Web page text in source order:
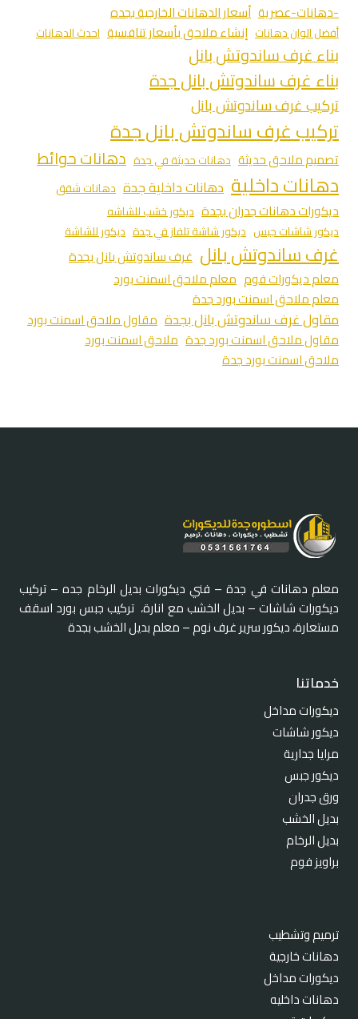
-دهانات-عصرية أسعار الدهانات الخارجية بجده
أفضل الوان دهانات إنشاء ملاحق بأسعار تنافسية احدث الدهانات
بناء غرف ساندوتش بانل
بناء غرف ساندوتش بانل جدة
تركيب غرف ساندوتش بانل
تركيب غرف ساندوتش بانل جدة
تصميم ملاحق حديثة دهانات حديثة في جدة دهانات حوائط
دهانات داخلية دهانات داخلية جدة دهانات شقق
ديكورات دهانات جدران بجدة ديكور خشب للشاشه
ديكور شاشات جبس ديكور شاشة تلفاز في جدة ديكور للشاشة
غرف ساندوتش بانل غرف ساندوتش بانل بجدة
معلم ديكورات فوم معلم ملاحق اسمنت بورد
معلم ملاحق اسمنت بورد جدة
مقاول غرف ساندوتش بانل بجدة مقاول ملاحق اسمنت بورد
مقاول ملاحق اسمنت بورد جدة ملاحق اسمنت بورد
ملاحق اسمنت بورد جدة
معلم دهانات في جدة – فني ديكورات بديل الرخام جده – تركيب
ديكورات شاشات – بديل الخشب مع انارة، تركيب جبس بورد اسقف
مستعارة، ديكور سرير غرف نوم – معلم بديل الخشب بجدة
خدماتنا
ديكورات مداخل
ديكور شاشات
مرايا جدارية
ديكور جبس
ورق جدران
بديل الخشب
بديل الرخام
براويز فوم
ترميم وتشطيب
دهانات خارجية
ديكورات مداخل
دهانات داخليه